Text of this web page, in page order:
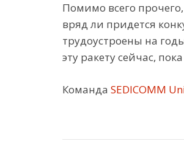
Помимо всего
вряд ли придется
трудоустроены на
эту ракету сейчас,
Команда SEDICOMM